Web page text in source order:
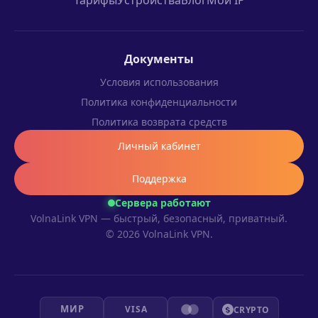
Сервера работают
VolnaLink VPN — быстрый, безопасный, приватный.
© 2026 VolnaLink VPN.
Документы
Условия использования
Политика конфиденциальности
Политика возврата средств
Личный кабинет
Поддержка
МИР VISA CRYPTO